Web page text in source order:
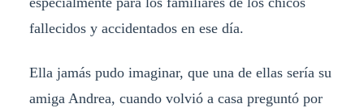
fallecidos y accidentados en ese día.
Ella jamás pudo imaginar, que una de ellas sería su
amiga Andrea, cuando volvió a casa preguntó por